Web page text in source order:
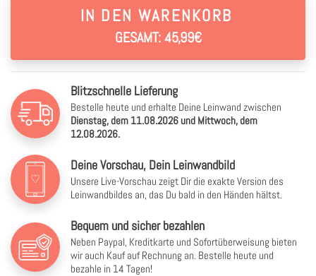
IN DEN WARENKORB
GESAMT: 45,99€
Blitzschnelle Lieferung
Bestelle heute und erhalte Deine Leinwand zwischen
Dienstag, dem 11.08.2026 und Mittwoch, dem
12.08.2026.
Deine Vorschau, Dein Leinwandbild
Unsere Live-Vorschau zeigt Dir die exakte Version des
Leinwandbildes an, das Du bald in den Händen hältst.
Bequem und sicher bezahlen
Neben Paypal, Kreditkarte und Sofortüberweisung bieten
wir auch Kauf auf Rechnung an. Bestelle heute und
bezahle in 14 Tagen!